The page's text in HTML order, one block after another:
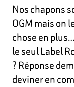
Nos chapons
OGM mais on
chose en
le seul Label
? Réponse
deviner en